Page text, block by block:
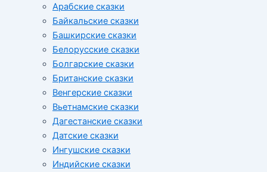
Арабские сказки
Байкальские сказки
Башкирские сказки
Белорусские сказки
Болгарские сказки
Британские сказки
Венгерские сказки
Вьетнамские сказки
Дагестанские сказки
Датские сказки
Ингушские сказки
Индийские сказки